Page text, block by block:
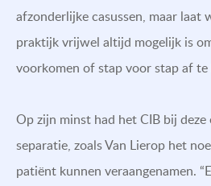
afzonderlijke casussen, maar laat
praktijk vrijwel altijd mogelijk is
voorkomen of stap voor stap af te
Op zijn minst had het CIB bij deze
separatie, zoals Van Lierop het
patiënt kunnen veraangenamen.